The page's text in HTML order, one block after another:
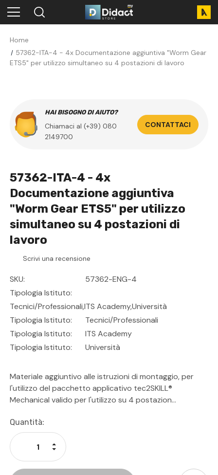
Home
57362-ITA-4 - 4x Documentazione aggiuntiva "Worm Gear
ETS5" per utilizzo simultaneo su 4 postazioni di lavoro
HAI BISOGNO DI AIUTO?
Chiamaci al (+39) 080
2149700
CONTATTACI
57362-ITA-4 - 4x
Documentazione aggiuntiva
"Worm Gear ETS5" per utilizzo
simultaneo su 4 postazioni di
lavoro
Scrivi una recensione
SKU:
57362-ENG-4
Tipologia Istituto:
Tecnici/professionali,ITS Academy,Università
Tipologia Istituto:
Tecnici/Professionali
Tipologia Istituto:
ITS Academy
Tipologia Istituto:
Università
Materiale aggiuntivo alle istruzioni di montaggio, per
l'utilizzo del pacchetto applicativo tec2SKILL®
Mechanical valido per l'utilizzo su 4 postazion…
Disponibilità
Attuale:
Quantità:
Diminuisci La Quantità Di Undefined
Aumenta La Quantità Di Undefined